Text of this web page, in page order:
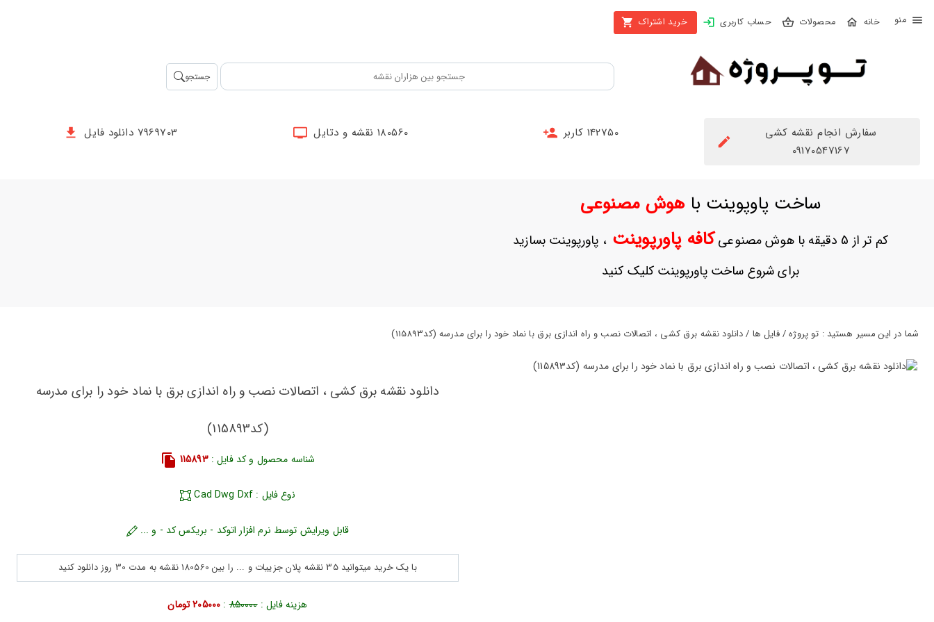
محصولات حساب کاربری خرید اشتراک
بستن
محصولات
حساب
جستجو
سفارش انجام نقشه کشی
09170547167
142750 کاربر 180560 نقشه و دتایل 7969703 دانلود فایل
ساخت پاوپوینت باهوش مصنوعی
کم تر از 5 دقیقه با هوش مصنوعی کافه پاورپوینت، پاورپوینت بسازید
برای شروع ساخت پاورپوینت کلیک کنید
شما در این مسیر هستید : تو پروژه / فایل ها / دانلود نقشه برق کشی ، اتصالات نصب و راه اندازی برق با نماد خود را برای مدرسه (کد115893)
دانلود نقشه برق کشی ، اتصالات نصب و راه اندازی برق با نماد خود را برای مدرسه
(کد115893)
شناسه محصول و کد فایل :115893
نوع فایل : Cad Dwg Dxf
قابل ویرایش توسط نرم افزار اتوکد - بریکس کد - و ...
با یک خرید میتوانید 35 نقشه پلان جزییات و ... را بین 180560 نقشه به مدت 30 روز دانلود کنید
هزینه فایل :850000
: 205000 تومان